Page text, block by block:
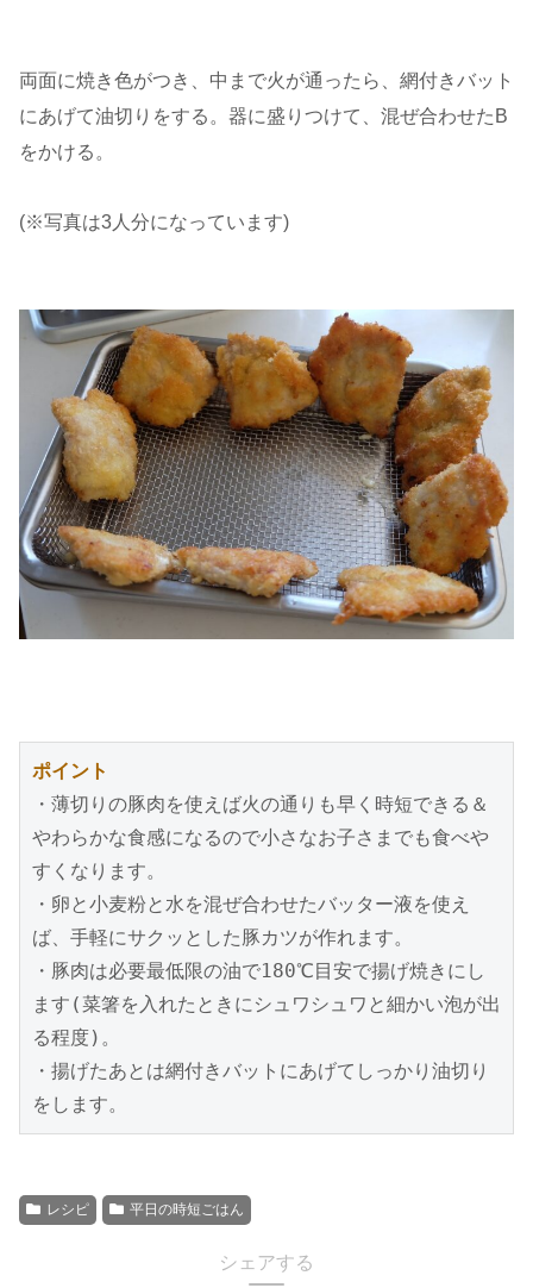
両面に焼き色がつき、中まで火が通ったら、網付きバット
にあげて油切りをする。器に盛りつけて、混ぜ合わせたB
をかける。
(※写真は3人分になっています)
ポイント
・薄切りの豚肉を使えば火の通りも早く時短できる＆
やわらかな食感になるので小さなお子さまでも食べや
すくなります。
・卵と小麦粉と水を混ぜ合わせたバッター液を使え
ば、手軽にサクッとした豚カツが作れます。
・豚肉は必要最低限の油で180℃目安で揚げ焼きにし
ます(菜箸を入れたときにシュワシュワと細かい泡が出
る程度)。
・揚げたあとは網付きバットにあげてしっかり油切り
レシピ 平日の時短ごはん
シェアする